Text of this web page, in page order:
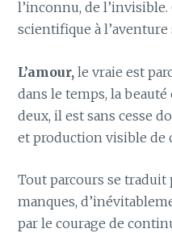
l’inconnu, de l’invisible.
scientifique à l’aventure
L’amour, le vraie est
dans le temps, la beauté
deux, il est sans cesse
et production visible de
Tout parcours se traduit
manques,
par le courage de